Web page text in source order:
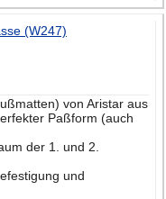
(W247)
von Aristar aus
Paßform (auch
der 1. und 2.
und